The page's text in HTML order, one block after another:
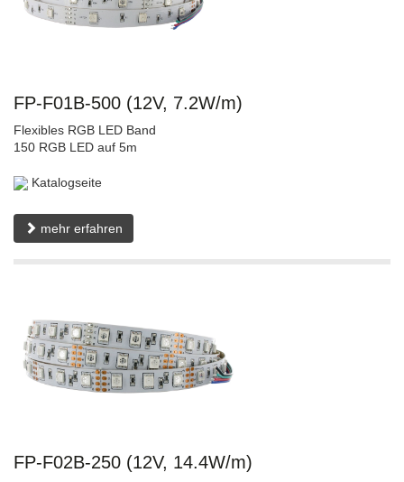
FP-F01B-500 (12V, 7.2W/m)
Flexibles RGB LED Band
150 RGB LED auf 5m
Katalogseite
mehr erfahren
FP-F02B-250 (12V, 14.4W/m)